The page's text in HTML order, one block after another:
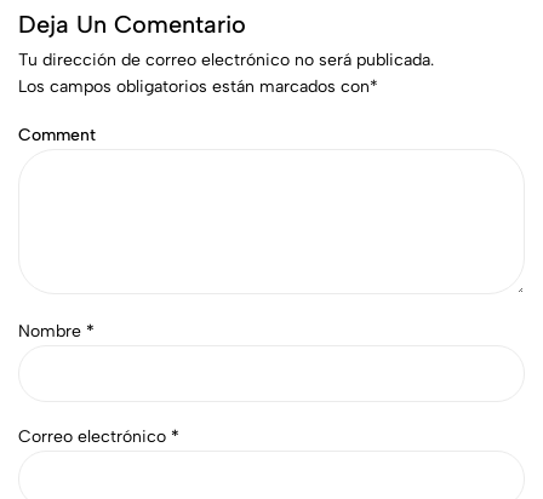
Deja Un Comentario
Tu dirección de correo electrónico no será publicada.
Los campos obligatorios están marcados con*
Comment
Nombre *
Correo electrónico *